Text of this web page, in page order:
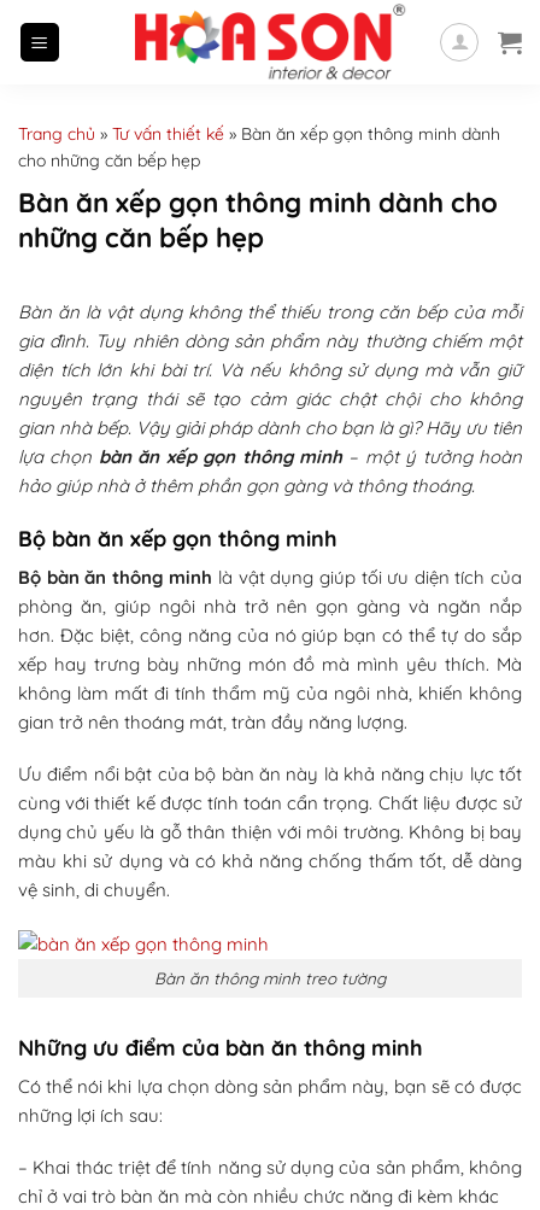
Trang chủ » Tư vấn thiết kế » Bàn ăn xếp gọn thông minh dành
cho những căn bếp hẹp
Bàn ăn xếp gọn thông minh dành cho
những căn bếp hẹp
Bàn ăn là vật dụng không thể thiếu trong căn bếp của mỗi
gia đình. Tuy nhiên dòng sản phẩm này thường chiếm một
diện tích lớn khi bài trí. Và nếu không sử dụng mà vẫn giữ
nguyên trạng thái sẽ tạo cảm giác chật chội cho không
gian nhà bếp. Vậy giải pháp dành cho bạn là gì? Hãy ưu tiên
lựa chọn bàn ăn xếp gọn thông minh– một ý tưởng hoàn
hảo giúp nhà ở thêm phần gọn gàng và thông thoáng.
Bộ bàn ăn xếp gọn thông minh
Bộ bàn ăn thông minh là vật dụng giúp tối ưu diện tích của
phòng ăn, giúp ngôi nhà trở nên gọn gàng và ngăn nắp
hơn. Đặc biệt, công năng của nó giúp bạn có thể tự do sắp
xếp hay trưng bày những món đồ mà mình yêu thích. Mà
không làm mất đi tính thẩm mỹ của ngôi nhà, khiến không
gian trở nên thoáng mát, tràn đầy năng lượng.
Ưu điểm nổi bật của bộ bàn ăn này là khả năng chịu lực tốt
cùng với thiết kế được tính toán cẩn trọng. Chất liệu được sử
dụng chủ yếu là gỗ thân thiện với môi trường. Không bị bay
màu khi sử dụng và có khả năng chống thấm tốt, dễ dàng
vệ sinh, di chuyển.
Bàn ăn thông minh treo tường
Những ưu điểm của bàn ăn thông minh
Có thể nói khi lựa chọn dòng sản phẩm này, bạn sẽ có được
những lợi ích sau:
– Khai thác triệt để tính năng sử dụng của sản phẩm, không
chỉ ở vai trò bàn ăn mà còn nhiều chức năng đi kèm khác